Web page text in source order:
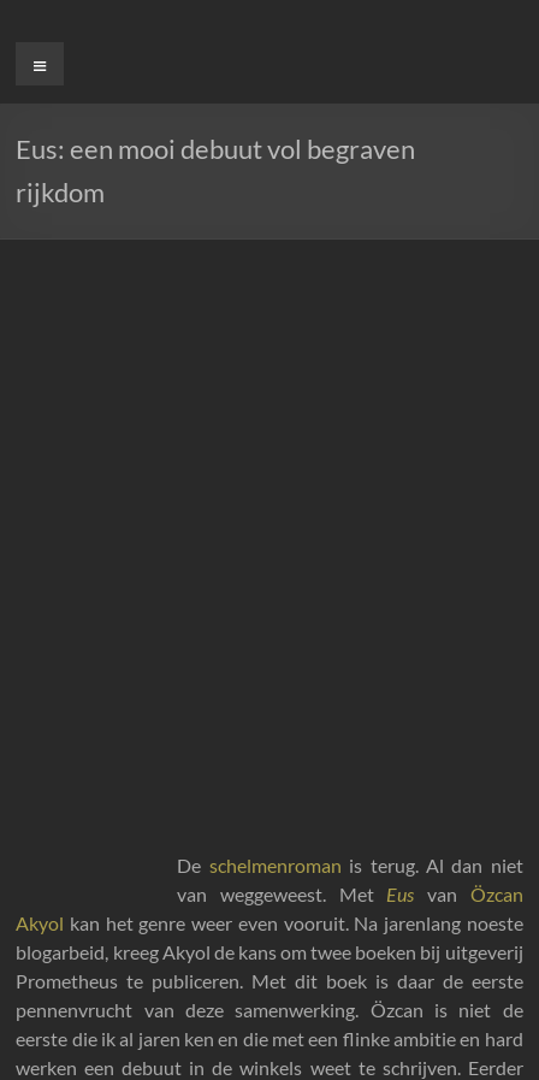
Menu
Eus: een mooi debuut vol begraven
rijkdom
De schelmenroman is terug. Al dan niet
van weggeweest. Met Eus van Özcan
Akyol kan het genre weer even vooruit. Na jarenlang noeste
blogarbeid, kreeg Akyol de kans om twee boeken bij uitgeverij
Prometheus te publiceren. Met dit boek is daar de eerste
pennenvrucht van deze samenwerking. Özcan is niet de
eerste die ik al jaren ken en die met een flinke ambitie en hard
werken een debuut in de winkels weet te schrijven. Eerder